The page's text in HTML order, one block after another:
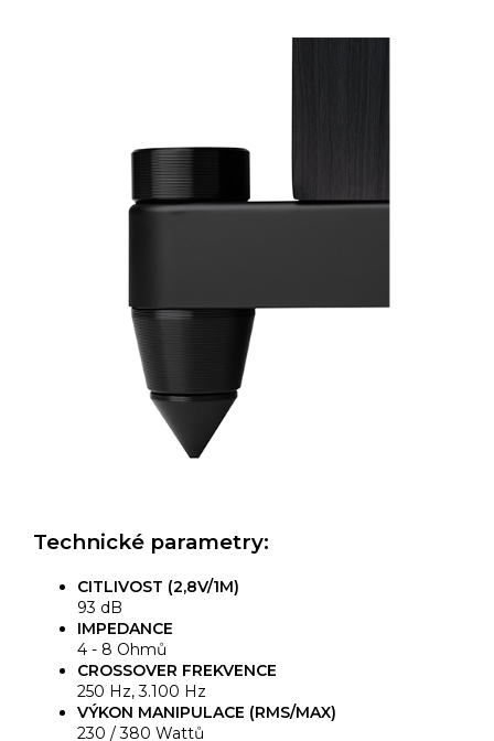
Technické parametry:
CITLIVOST (2,8V/1M)
93 dB
IMPEDANCE
4 - 8 Ohmů
CROSSOVER FREKVENCE
250 Hz, 3.100 Hz
VÝKON MANIPULACE (RMS/MAX)
230 / 380 Wattů